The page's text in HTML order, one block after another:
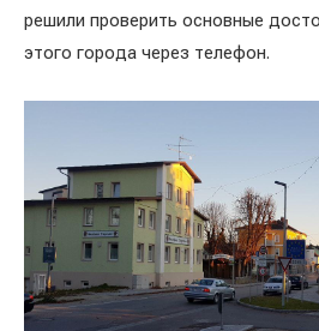
решили проверить основные
этого города через телефон.